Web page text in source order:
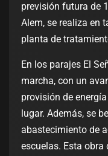
previsión futura de
Alem, se realiza en
planta de
En los parajes El
marcha, con un
provisión de
lugar. Además, se
abastecimiento de
escuelas. Esta